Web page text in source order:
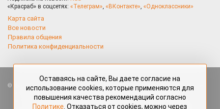
«Красраб» в соцсетях: «Телеграм», «ВКонтакте», «Одноклассники»
Карта сайта
Все новости
Правила общения
Политика конфиденциальности
Все права защищены. Любые материалы, размещённые на портале
«Красраб.ру» сотрудниками редакции, нештатными авторами
и читателями, являются объектами авторского права. Полное или
Оставаясь на сайте, Вы даете согласие на
использование cookies, которые применяются для
повышения качества рекомендаций согласно
Политике . Отказаться от cookies, можно через